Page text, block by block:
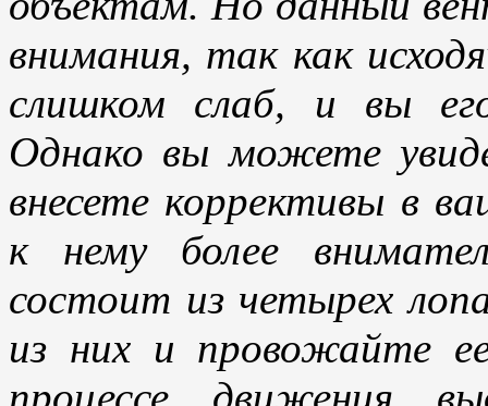
внимания, так как
слишком слаб, и вы
Однако вы можете
внесете коррективы в
к нему более
состоит из четырех
из них и провожайте